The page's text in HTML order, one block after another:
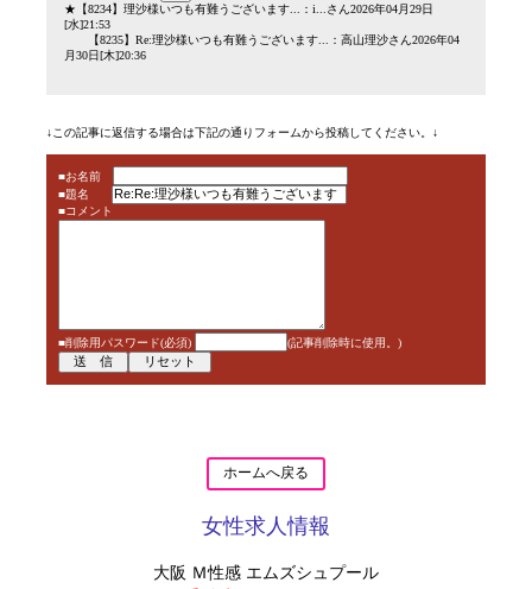
★ 【8234】 理沙様いつも有難うございます...
：i...さん2026年04月29日
[水]21:53
【8235】 Re:理沙様いつも有難うございます...
：高山理沙さん2026年04
月30日[木]20:36
↓この記事に返信する場合は下記の通りフォームから投稿してください。↓
■お名前
■題名
■コメント
■削除用パスワード(必須) (記事削除時に使用。)
ホームへ戻る
女性求人情報
大阪 Ｍ性感 エムズシュプール